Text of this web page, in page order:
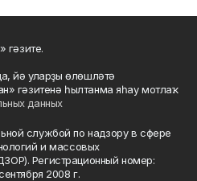
гәзите.
йә уларҙы өлөшләтә
гәзитенә һылтанма яһау мотлаҡ.
данных
службой по надзору в сфере
и массовых
Регистрационный номер:
2008 г.